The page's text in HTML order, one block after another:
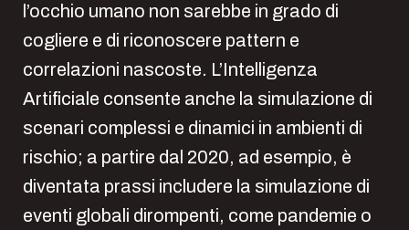
l’occhio umano non sarebbe in grado di
cogliere e di riconoscere pattern e
correlazioni nascoste. L’Intelligenza
Artificiale consente anche la simulazione di
scenari complessi e dinamici in ambienti di
rischio; a partire dal 2020, ad esempio, è
diventata prassi includere la simulazione di
eventi globali dirompenti, come pandemie o